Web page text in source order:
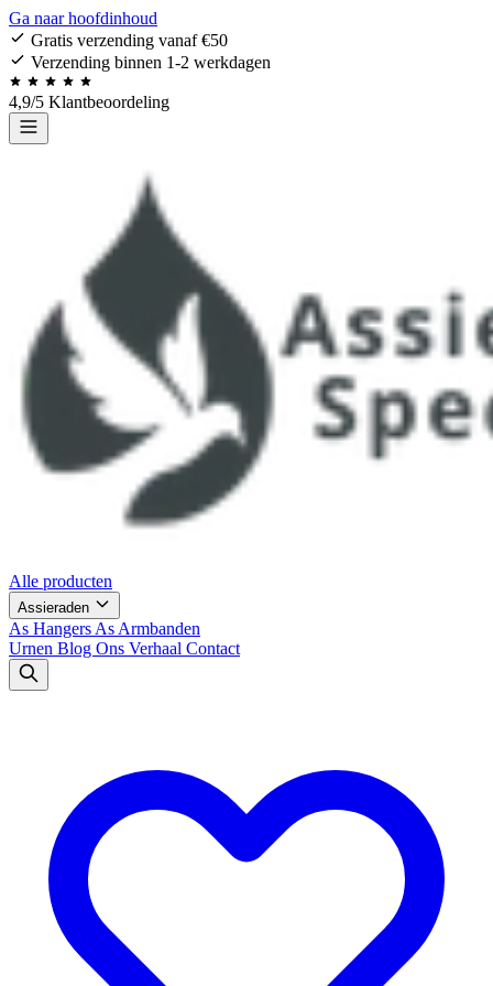
Ga naar hoofdinhoud
Gratis verzending vanaf €50
Verzending binnen 1-2 werkdagen
4,9/5 Klantbeoordeling
Alle producten
Assieraden
As Hangers As Armbanden
Urnen Blog Ons Verhaal Contact